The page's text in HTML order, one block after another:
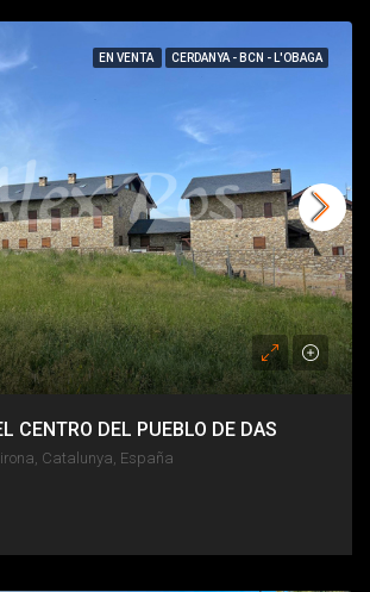
EN VENTA CERDANYA - BCN - L'OBAGA
CENTRO DEL PUEBLO DE DAS
Catalunya, España